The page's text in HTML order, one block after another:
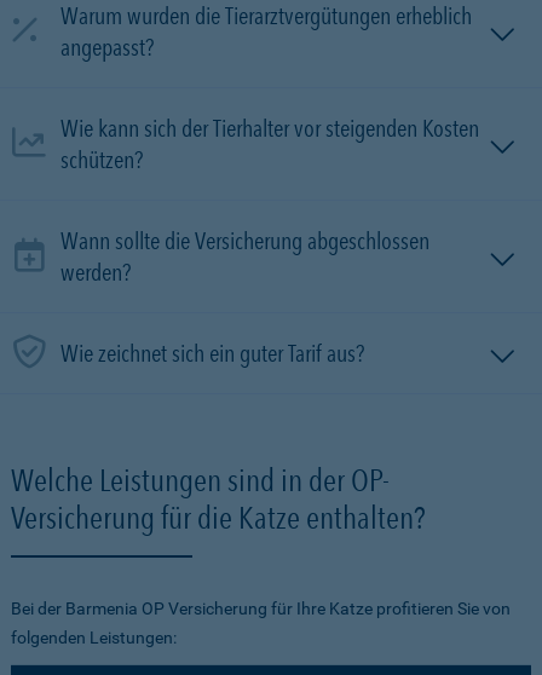
Warum wurden die Tierarztvergütungen erheblich
angepasst?
Wie kann sich der Tierhalter vor steigenden Kosten
schützen?
Wann sollte die Versicherung abgeschlossen
werden?
Wie zeichnet sich ein guter Tarif aus?
Welche Leistungen sind in der OP-
Versicherung für die Katze enthalten?
Bei der Barmenia OP Versicherung für Ihre Katze profitieren Sie von
folgenden Leistungen: